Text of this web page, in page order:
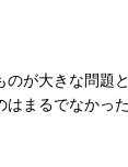
が大きな問題
まるでなかった